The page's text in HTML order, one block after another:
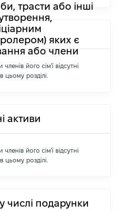
трасти або інші
яких є
або члени
його сім'ї відсутні
цьому розділі.
активи
його сім'ї відсутні
цьому розділі.
числі подарунки